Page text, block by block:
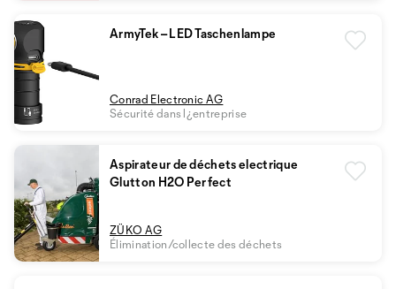
ArmyTek – LED Taschenlampe
Conrad Electronic AG
Sécurité dans l¿entreprise
Aspirateur de déchets electrique
Glutton H2O Perfect
ZÜKO AG
Élimination/collecte des déchets